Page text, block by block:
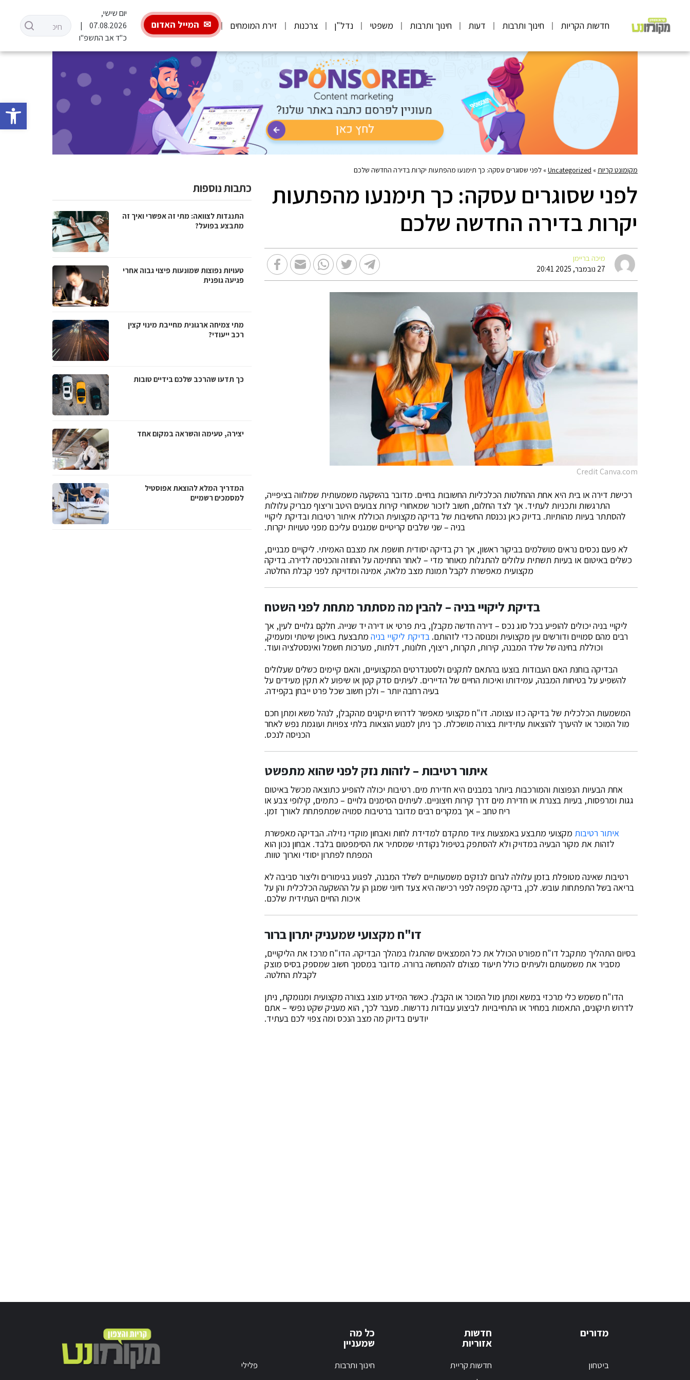
פתח
חדשות הקריות חינוך ותרבות דעות חינוך ותרבות משפטי נדל"ן צרכנות זירת המומחים המייל האדום
יום שישי,
07.08.2026
כ"ד אב התשפ"ו
מקומונט קריות »
Uncategorized
» לפני שסוגרים עסקה: כך תימנעו מהפתעות יקרות בדירה החדשה שלכם
לפני שסוגרים עסקה: כך תימנעו מהפתעות
יקרות בדירה החדשה שלכם
מיכה בריימן
27 נובמבר, 2025 20:41
Credit Canva.com
רכישת דירה או בית היא אחת ההחלטות הכלכליות החשובות בחיים. מדובר בהשקעה משמעותית שמלווה בציפייה,
התרגשות ותכניות לעתיד. אך לצד החלום, חשוב לזכור שמאחורי קירות צבועים היטב וריצוף מבריק עלולות
להסתתר בעיות מהותיות. בדיוק כאן נכנסת החשיבות של בדיקה מקצועית הכוללת איתור רטיבות ובדיקת ליקויי
בניה – שני שלבים קריטיים שמגנים עליכם מפני טעויות יקרות.
לא פעם נכסים נראים מושלמים בביקור ראשון, אך רק בדיקה יסודית חושפת את מצבם האמיתי. ליקויים מבניים,
כשלים באיטום או בעיות תשתית עלולים להתגלות מאוחר מדי – לאחר החתימה על החוזה והכניסה לדירה. בדיקה
מקצועית מאפשרת לקבל תמונת מצב מלאה, אמינה ומדויקת לפני קבלת החלטה.
בדיקת ליקויי בניה – להבין מה מסתתר מתחת לפני השטח
ליקויי בניה יכולים להופיע בכל סוג נכס – דירה חדשה מקבלן, בית פרטי או דירה יד שנייה. חלקם גלויים לעין, אך
רבים מהם סמויים ודורשים עין מקצועית ומנוסה כדי לזהותם. בדיקת ליקויי בניה מתבצעת באופן שיטתי ומעמיק,
וכוללת בחינה של שלד המבנה, קירות, תקרות, ריצוף, חלונות, דלתות, מערכות חשמל ואינסטלציה ועוד.
הבדיקה בוחנת האם העבודות בוצעו בהתאם לתקנים ולסטנדרטים המקצועיים, והאם קיימים כשלים שעלולים
להשפיע על בטיחות המבנה, עמידותו ואיכות החיים של הדיירים. לעיתים סדק קטן או שיפוע לא תקין מעידים על
בעיה רחבה יותר – ולכן חשוב שכל פרט ייבחן בקפידה.
המשמעות הכלכלית של בדיקה כזו עצומה. דו"ח מקצועי מאפשר לדרוש תיקונים מהקבלן, לנהל משא ומתן חכם
מול המוכר או להיערך להוצאות עתידיות בצורה מושכלת. כך ניתן למנוע הוצאות בלתי צפויות ועוגמת נפש לאחר
הכניסה לנכס.
איתור רטיבות – לזהות נזק לפני שהוא מתפשט
אחת הבעיות הנפוצות והמורכבות ביותר במבנים היא חדירת מים. רטיבות יכולה להופיע כתוצאה מכשל באיטום
גגות ומרפסות, בעיות בצנרת או חדירת מים דרך קירות חיצוניים. לעיתים הסימנים גלויים – כתמים, קילופי צבע או
ריח טחב – אך במקרים רבים מדובר ברטיבות סמויה שמתפתחת לאורך זמן.
איתור רטיבות מקצועי מתבצע באמצעות ציוד מתקדם למדידת לחות ואבחון מוקדי נזילה. הבדיקה מאפשרת
לזהות את מקור הבעיה במדויק ולא להסתפק בטיפול נקודתי שמסתיר את הסימפטום בלבד. אבחון נכון הוא
המפתח לפתרון יסודי וארוך טווח.
רטיבות שאינה מטופלת בזמן עלולה לגרום לנזקים משמעותיים לשלד המבנה, לפגוע בגימורים וליצור סביבה לא
בריאה בשל התפתחות עובש. לכן, בדיקה מקיפה לפני רכישה היא צעד חיוני שמגן הן על ההשקעה הכלכלית והן על
איכות החיים העתידית שלכם.
דו"ח מקצועי שמעניק יתרון ברור
בסיום התהליך מתקבל דו"ח מפורט הכולל את כל הממצאים שהתגלו במהלך הבדיקה. הדו"ח מרכז את הליקויים,
מסביר את משמעותם ולעיתים כולל תיעוד מצולם להמחשה ברורה. מדובר במסמך חשוב שמספק בסיס מוצק
לקבלת החלטה.
הדו"ח משמש כלי מרכזי במשא ומתן מול המוכר או הקבלן. כאשר המידע מוצג בצורה מקצועית ומנומקת, ניתן
לדרוש תיקונים, התאמות במחיר או התחייבויות לביצוע עבודות נדרשות. מעבר לכך, הוא מעניק שקט נפשי – אתם
יודעים בדיוק מה מצב הנכס ומה צפוי לכם בעתיד.
כתבות נוספות
התנגדות לצוואה: מתי זה אפשרי ואיך זה
מתבצע בפועל?
טעויות נפוצות שמונעות פיצוי גבוה אחרי
פגיעה גופנית
מתי צמיחה ארגונית מחייבת מינוי קצין
רכב ייעודי?
כך תדעו שהרכב שלכם בידיים טובות
יצירה, טעימה והשראה במקום אחד
המדריך המלא להוצאת אפוסטיל
למסמכים רשמיים
מדורים
ביטחון
חדשות
אזוריות
חדשות קריית
כל מה
שמעניין
חינוך ותרבות
פלילי